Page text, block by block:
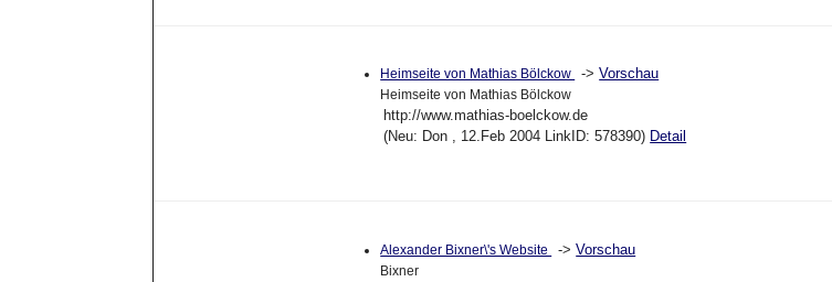
Heimseite von Mathias Bölckow ->Vorschau
Heimseite von Mathias Bölckow
http://www.mathias-boelckow.de
(Neu: Don , 12.Feb 2004 LinkID: 578390) Detail
Alexander Bixner\'s Website ->Vorschau
Bixner